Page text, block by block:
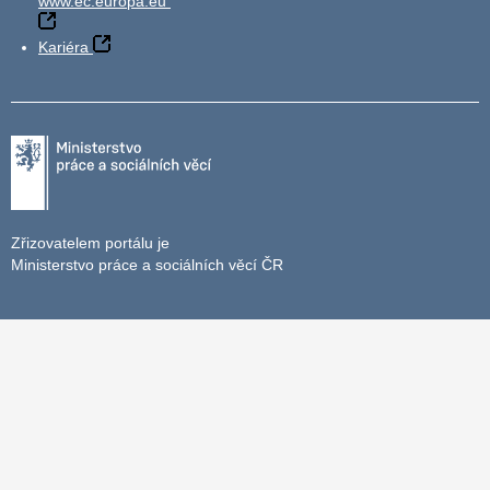
Kariéra
Zřizovatelem portálu je
Ministerstvo práce a sociálních věcí ČR